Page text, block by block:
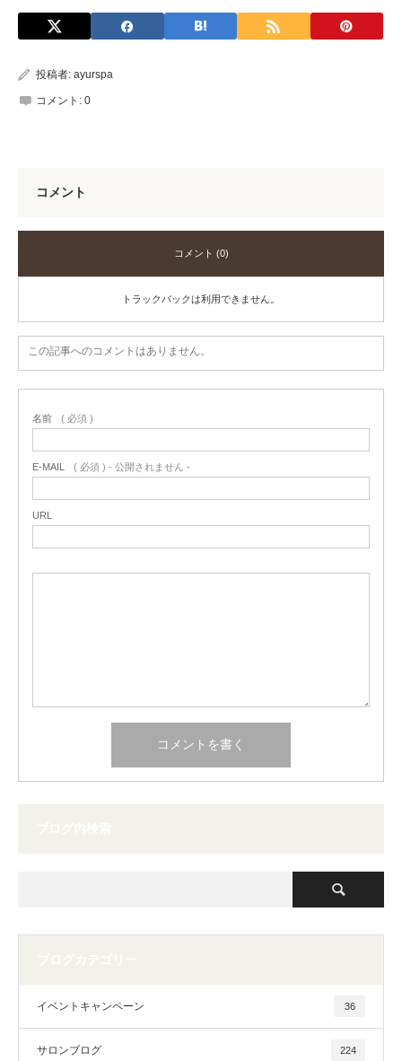
投稿者: ayurspa
コメント: 0
コメント
コメント (0)
トラックバックは利用できません。
この記事へのコメントはありません。
名前 ( 必須 )
E-MAIL ( 必須 ) - 公開されません -
URL
イベントキャンペーン 36
サロンブログ 224